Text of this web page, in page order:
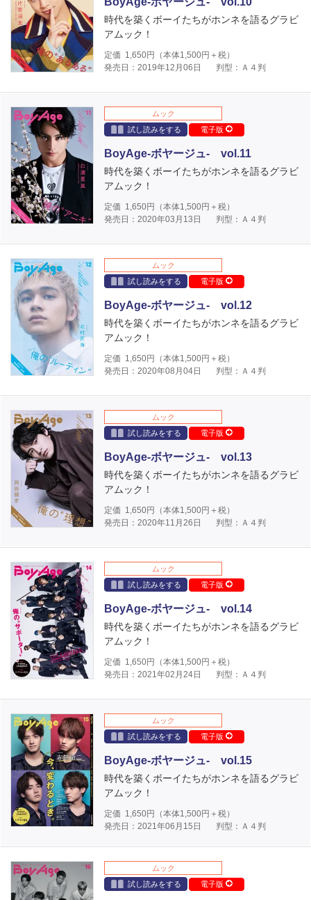
時代を築くボーイたちがホンネを語るグラビ
アムック！
定価 1,650円（本体1,500円＋税）
発売日：2019年12月06日
判型：Ａ４判
ムック
試し読みをする
電子版
BoyAge-ボヤージュ- vol.11
時代を築くボーイたちがホンネを語るグラビ
アムック！
定価 1,650円（本体1,500円＋税）
発売日：2020年03月13日
判型：Ａ４判
ムック
試し読みをする
電子版
BoyAge-ボヤージュ- vol.12
時代を築くボーイたちがホンネを語るグラビ
アムック！
定価 1,650円（本体1,500円＋税）
発売日：2020年08月04日
判型：Ａ４判
ムック
試し読みをする
電子版
BoyAge-ボヤージュ- vol.13
時代を築くボーイたちがホンネを語るグラビ
アムック！
定価 1,650円（本体1,500円＋税）
発売日：2020年11月26日
判型：Ａ４判
ムック
試し読みをする
電子版
BoyAge-ボヤージュ- vol.14
時代を築くボーイたちがホンネを語るグラビ
アムック！
定価 1,650円（本体1,500円＋税）
発売日：2021年02月24日
判型：Ａ４判
ムック
試し読みをする
電子版
BoyAge-ボヤージュ- vol.15
時代を築くボーイたちがホンネを語るグラビ
アムック！
定価 1,650円（本体1,500円＋税）
発売日：2021年06月15日
判型：Ａ４判
ムック
試し読みをする
電子版